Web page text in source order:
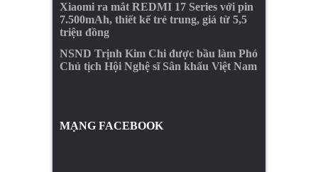
Xiaomi ra mắt REDMI 17 Series với pin
7.500mAh, thiết kế trẻ trung, giá từ 5,5
triệu đồng
NSND Trịnh Kim Chi được bầu làm Phó
Chủ tịch Hội Nghệ sĩ Sân khấu Việt Nam
MẠNG FACEBOOK